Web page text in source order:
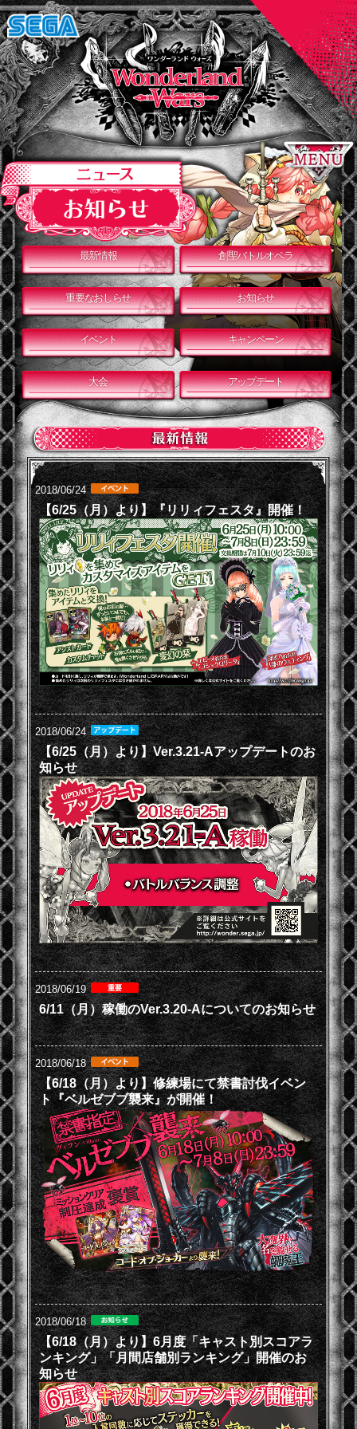
最新情報 創聖バトルオペラ
重要なおしらせ お知らせ
イベント キャンペーン
大会 アップデート
2018/06/24
【6/25（月）より】『リリィフェスタ』開催！
2018/06/24
【6/25（月）より】Ver.3.21-Aアップデートのお
知らせ
2018/06/19
6/11（月）稼働のVer.3.20-Aについてのお知らせ
2018/06/18
【6/18（月）より】修練場にて禁書討伐イベン
ト『ベルゼブブ襲来』が開催！
2018/06/18
【6/18（月）より】6月度「キャスト別スコアラ
ンキング」「月間店舗別ランキング」開催のお
知らせ